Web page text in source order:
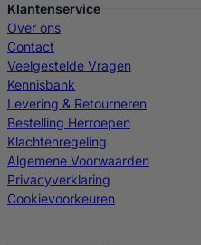
Klantenservice
Over ons
Contact
Veelgestelde Vragen
Kennisbank
Levering & Retourneren
Bestelling Herroepen
Klachtenregeling
Algemene Voorwaarden
Privacyverklaring
Cookievoorkeuren